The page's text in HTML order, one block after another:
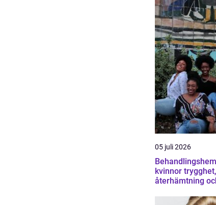
05 juli 2026
kvinnor trygghet,
återhämtning